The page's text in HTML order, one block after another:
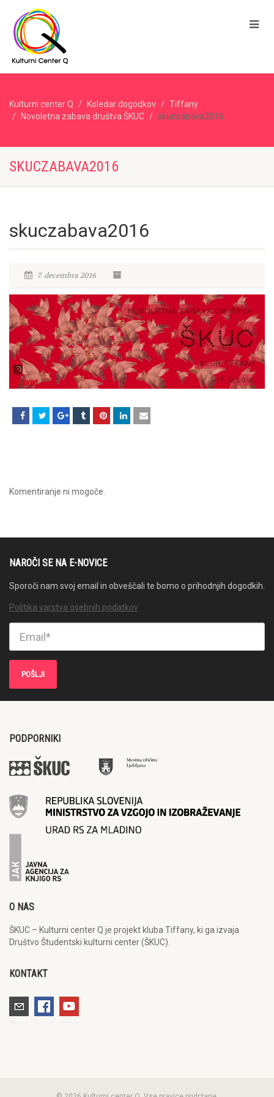
Kulturni center Q Koledar dogodkov
Tiffany
Novoletna zabava društva ŠKUC
skuczabava2016
SKUCZABAVA2016
skuczabava2016
7. decembra 2016
Komentiranje ni mogoče.
NAROČI SE NA E-NOVICE
Sporoči nam svoj email in obveščali te bomo o prihodnjih dogodkih.
Politika varstva osebnih podatkov
PODPORNIKI
O NAS
ŠKUC – Kulturni center Q je projekt kluba Tiffany, ki ga izvaja
Društvo Študentski kulturni center (ŠKUC).
KONTAKT